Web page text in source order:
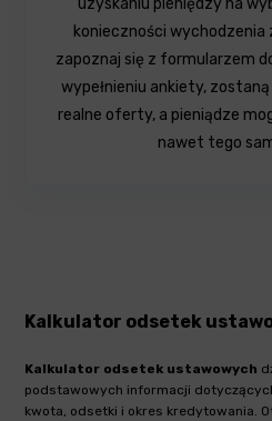
uzyskaniu pieniędzy na
konieczności wychodzenia
zapoznaj się z formularzem
wypełnieniu ankiety,
realne oferty, a pieniądze
nawet tego
Kalkulator odsetek
Kalkulator odsetek ustawowych
podstawowych informacji
kwota, odsetki i okres kredytowania.